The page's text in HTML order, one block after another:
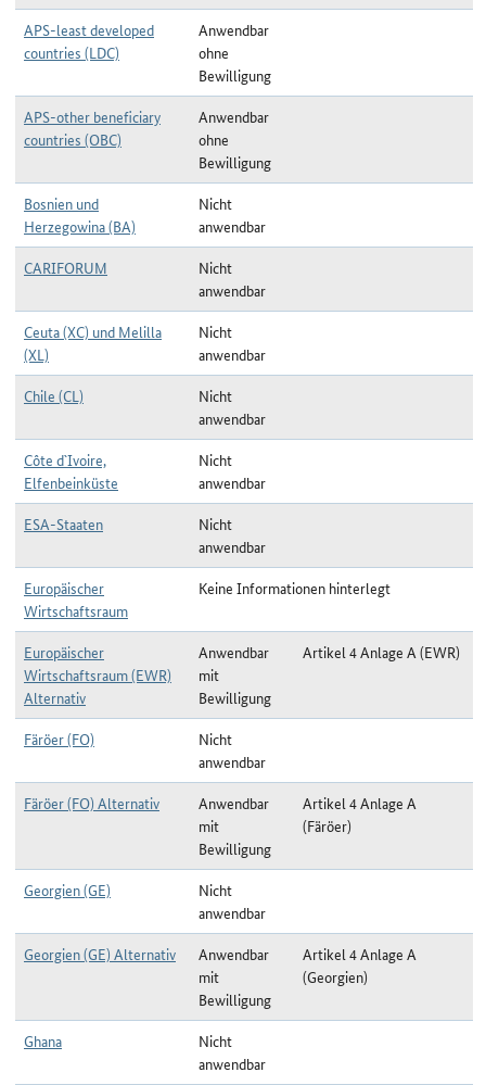
APS-least developed
countries (LDC)
Anwendbar
ohne
Bewilligung
APS-other beneficiary
countries (OBC)
Anwendbar
ohne
Bewilligung
Bosnien und
Herzegowina (BA)
Nicht
anwendbar
CARIFORUM
Nicht
anwendbar
Ceuta (XC) und Melilla
(XL)
Nicht
anwendbar
Chile (CL)
Nicht
anwendbar
Côte d`Ivoire,
Elfenbeinküste
Nicht
anwendbar
ESA-Staaten
Nicht
anwendbar
Europäischer
Wirtschaftsraum
Keine Informationen hinterlegt
Europäischer
Wirtschaftsraum (EWR)
Alternativ
Anwendbar
mit
Bewilligung
Artikel 4 Anlage A (EWR)
Färöer (FO)
Nicht
anwendbar
Färöer (FO) Alternativ
Anwendbar
mit
Bewilligung
Artikel 4 Anlage A
(Färöer)
Georgien (GE)
Nicht
anwendbar
Georgien (GE) Alternativ
Anwendbar
mit
Bewilligung
Artikel 4 Anlage A
(Georgien)
Ghana
Nicht
anwendbar